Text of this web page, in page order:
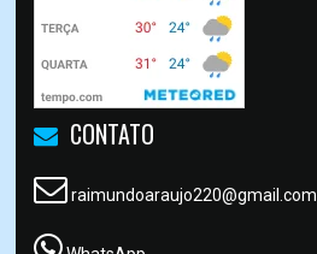
CONTATO
raimundoaraujo220@gmail.com